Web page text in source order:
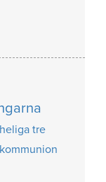
tre